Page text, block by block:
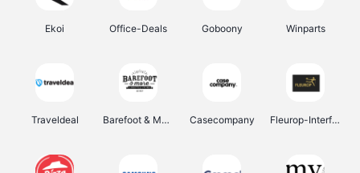
Ekoi Office-Deals Goboony Winparts
Traveldeal Barefoot & More Casecompany Fleurop-Interflora